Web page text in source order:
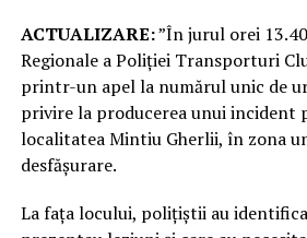
ACTUALIZARE:”În jurul orei
Regionale a Poliției Transporturi
printr-un apel la numărul unic de
privire la producerea unui incident
localitatea Mintiu Gherlii, în zona
desfășurare.
La fața locului, polițiștii au